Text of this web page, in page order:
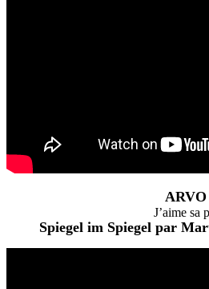
J’aime sa
Spiegel im Spiegel par